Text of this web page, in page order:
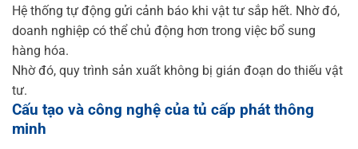
Hệ thống tự động gửi cảnh báo khi vật tư sắp hết. Nhờ đó,
doanh nghiệp có thể chủ động hơn trong việc bổ sung
hàng hóa.
Nhờ đó, quy trình sản xuất không bị gián đoạn do thiếu vật
tư.
Cấu tạo và công nghệ của tủ cấp phát thông
minh